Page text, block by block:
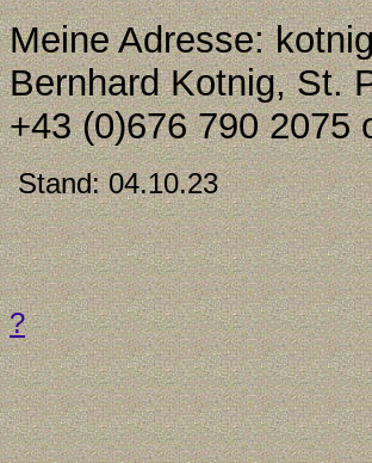
Meine Adresse:
Bernhard Kotnig, St.
+43 (0)676 790 2075
Stand:04.10.23
?